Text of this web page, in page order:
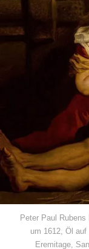
Peter Paul
um 1612, Öl
Ere­mi­ta­ge,